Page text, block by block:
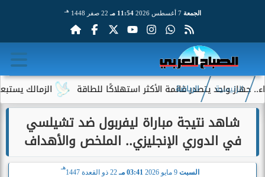
الجمعة 7 أغسطس 2026 11:54 مـ 22 صفر 1448 هـ
الزمالك يستبعد 4 لاعبين شباب من حساباته في الموسم الجديد قائمة الأكثر استهلاكًا للطاقة
الرئيسية الرياضة
شاهد نتيجة مباراة ليفربول ضد تشيلسي
في الدوري الإنجليزي.. الملخص والأهداف
السبت 03:41 مـ 22 ذو القعدة 1447
هـ